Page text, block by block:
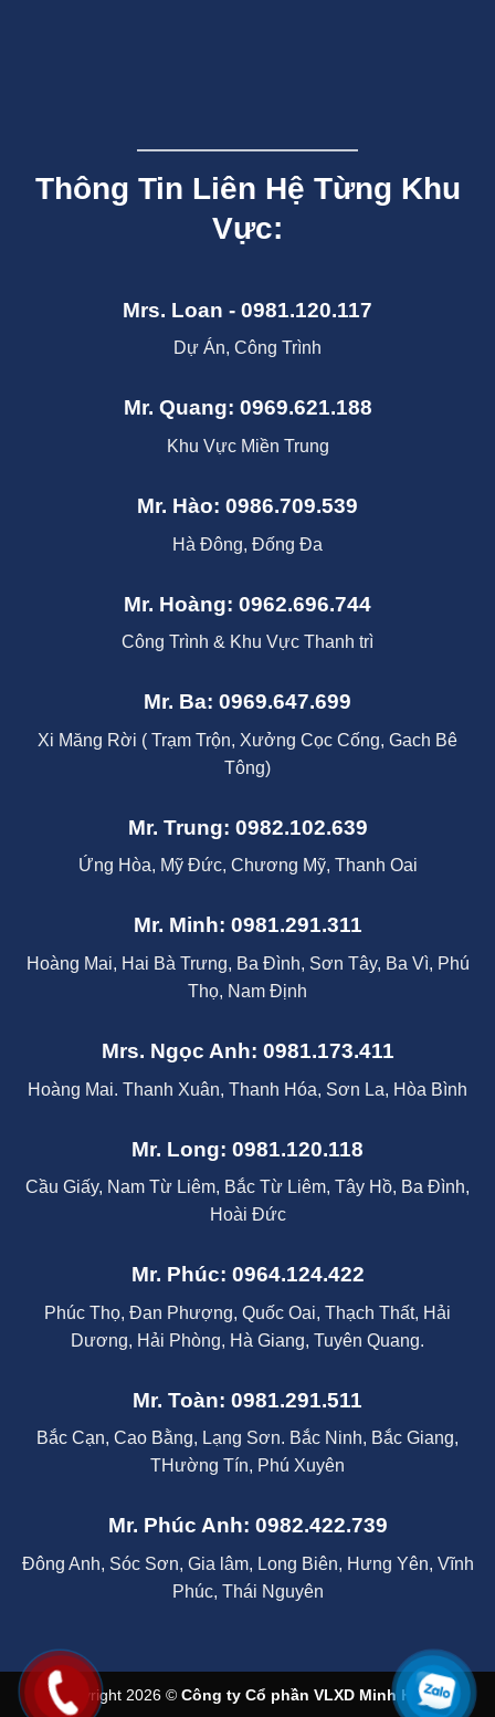
Thông Tin Liên Hệ Từng Khu
Vực:
Mrs. Loan - 0981.120.117
Dự Án, Công Trình
Mr. Quang: 0969.621.188
Khu Vực Miền Trung
Mr. Hào: 0986.709.539
Hà Đông, Đống Đa
Mr. Hoàng: 0962.696.744
Công Trình & Khu Vực Thanh trì
Mr. Ba: 0969.647.699
Xi Măng Rời ( Trạm Trộn, Xưởng Cọc Cống, Gach Bê
Tông)
Mr. Trung: 0982.102.639
Ứng Hòa, Mỹ Đức, Chương Mỹ, Thanh Oai
Mr. Minh: 0981.291.311
Hoàng Mai, Hai Bà Trưng, Ba Đình, Sơn Tây, Ba Vì, Phú
Thọ, Nam Định
Mrs. Ngọc Anh: 0981.173.411
Hoàng Mai. Thanh Xuân, Thanh Hóa, Sơn La, Hòa Bình
Mr. Long: 0981.120.118
Cầu Giấy, Nam Từ Liêm, Bắc Từ Liêm, Tây Hồ, Ba Đình,
Hoài Đức
Mr. Phúc: 0964.124.422
Phúc Thọ, Đan Phượng, Quốc Oai, Thạch Thất, Hải
Dương, Hải Phòng, Hà Giang, Tuyên Quang.
Mr. Toàn: 0981.291.511
Bắc Cạn, Cao Bằng, Lạng Sơn. Bắc Ninh, Bắc Giang,
THường Tín, Phú Xuyên
Mr. Phúc Anh: 0982.422.739
Đông Anh, Sóc Sơn, Gia lâm, Long Biên, Hưng Yên, Vĩnh
Phúc, Thái Nguyên
Copyright 2026 © Công ty Cổ phần VLXD Minh Hạnh